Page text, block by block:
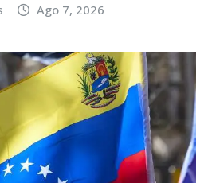
Ago 7, 2026